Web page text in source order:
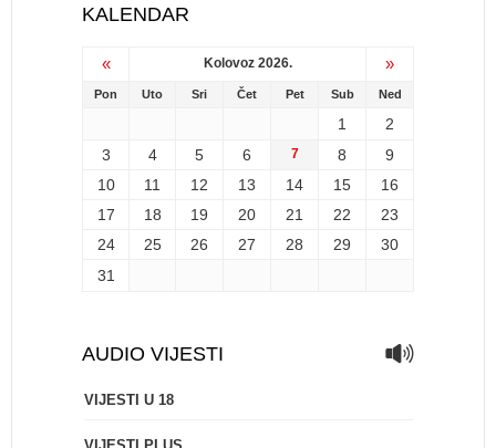
KALENDAR
« Kolovoz 2026. »
Pon Uto Sri Čet Pet Sub Ned
1
2
3
4 5 6 7 8
9
10
11 12 13 14 15
16
17
18 19 20 21 22
23
24
25 26 27 28 29
30
31
AUDIO VIJESTI
VIJESTI U 18